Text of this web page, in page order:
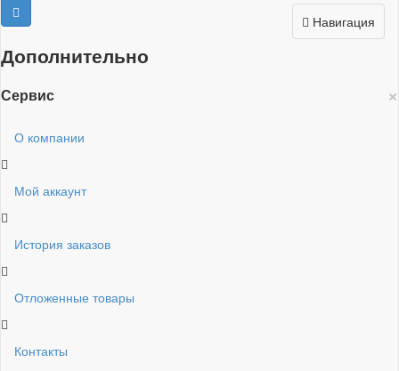
Навигация
Дополнительно
×
Сервис
О компании
Мой аккаунт
История заказов
Отложенные товары
Контакты